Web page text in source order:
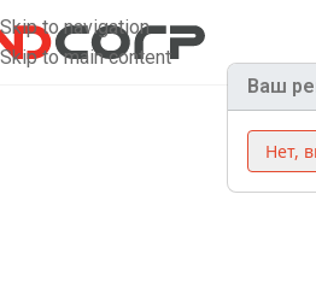
Skip to navigation
Skip to main content
Ваш
Нет,